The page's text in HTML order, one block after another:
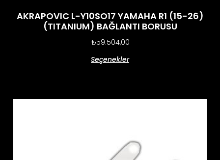
AKRAPOVIC L-Y10SO17 YAMAHA R1 (15-26)
(TITANIUM) BAĞLANTI BORUSU
₺59.504,00
Seçenekler